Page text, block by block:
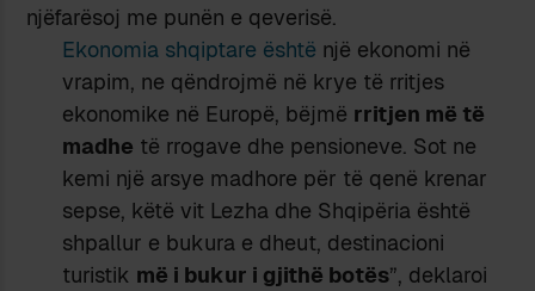
njëfarësoj me punën e qeverisë.
Ekonomia shqiptare është një ekonomi në
vrapim, ne qëndrojmë në krye të rritjes
ekonomike në Europë, bëjmë rritjen më të
madhe të rrogave dhe pensioneve. Sot ne
kemi një arsye madhore për të qenë krenar
sepse, këtë vit Lezha dhe Shqipëria është
shpallur e bukura e dheut, destinacioni
turistik më i bukur i gjithë botës”, deklaroi